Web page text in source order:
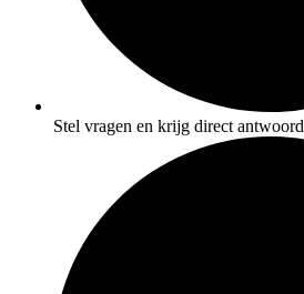
Stel vragen en krijg direct antwoord